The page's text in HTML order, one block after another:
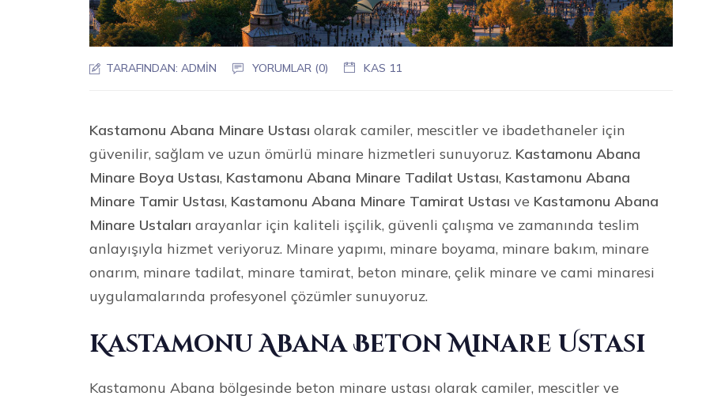
TARAFINDAN:ADMIN YORUMLAR (0) KAS 11
Kastamonu Abana Minare Ustası olarak camiler, mescitler ve ibadethaneler için
güvenilir, sağlam ve uzun ömürlü minare hizmetleri sunuyoruz. Kastamonu Abana
Minare Boya Ustası, Kastamonu Abana Minare Tadilat Ustası, Kastamonu Abana
Minare Tamir Ustası, Kastamonu Abana Minare Tamirat Ustası ve Kastamonu Abana
Minare Ustaları arayanlar için kaliteli işçilik, güvenli çalışma ve zamanında teslim
anlayışıyla hizmet veriyoruz. Minare yapımı, minare boyama, minare bakım, minare
onarım, minare tadilat, minare tamirat, beton minare, çelik minare ve cami minaresi
uygulamalarında profesyonel çözümler sunuyoruz.
Kastamonu Abana Beton Minare Ustası
Kastamonu Abana bölgesinde beton minare ustası olarak camiler, mescitler ve